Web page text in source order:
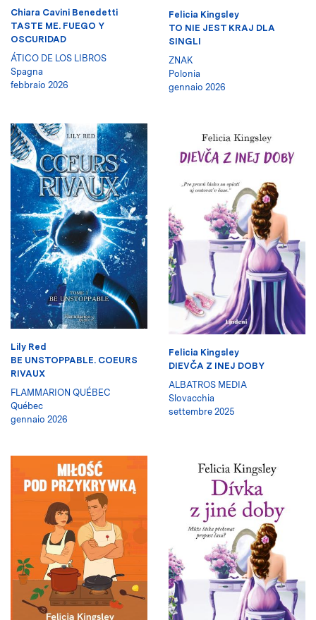
Chiara Cavini Benedetti
TASTE ME. FUEGO Y
OSCURIDAD
ÁTICO DE LOS LIBROS
Spagna
febbraio 2026
Felicia Kingsley
TO NIE JEST KRAJ DLA
SINGLI
ZNAK
Polonia
gennaio 2026
Lily Red
BE UNSTOPPABLE. COEURS
RIVAUX
FLAMMARION QUÉBEC
Québec
gennaio 2026
Felicia Kingsley
DIEVČA Z INEJ DOBY
ALBATROS MEDIA
Slovacchia
settembre 2025